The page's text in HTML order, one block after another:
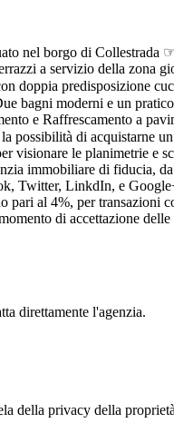
nel borgo di
a servizio della zona
predisposizione
bagni moderni e un
e Raffrescamento a
possibilità di acquistarne
le planimetrie e
immobiliare di fiducia,
Twitter, LinkdIn, e
al 4%, per transazioni
di accettazione
direttamente l'agenzia.
della privacy della